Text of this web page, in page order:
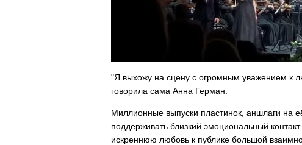
"Я выхожу на сцену с огромным уважением к
говорила сама Анна Герман.
Миллионные выпуски пластинок, аншлаги на
поддерживать близкий эмоциональный
искреннюю любовь к публике большой